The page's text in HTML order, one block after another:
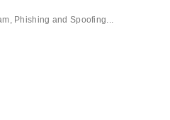
Phishing and Spoofing...